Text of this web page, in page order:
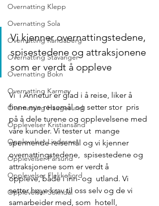
Overnatting Klepp
Overnatting Sola
Overnatting Randaberg
Overnatting Stavanger
Overnatting Bokn
Overnatting Karmøy
Overnatting Haugesund
Opplevelser Kristiansand
Opplevelser Lindesnes
Opplevelser Farsund
Opplevelser Flekkefjord
Opplevelser Sokndal
Vi kjenner overnattingstedene,
spisestedene og attraksjonene
som er verdt å oppleve
Vi  i Annetur er glad i å reise, liker å
finne nye reisemål og setter stor  pris
på å dele turene og opplevelsene med
våre kunder. Vi tester ut  mange
spennende reisemål og vi kjenner
overnattingstedene,  spisestedene og
attraksjonene som er verdt å
oppleve, både i inn- og  utland. Vi
setter høye krav til oss selv og de vi
samarbeider med, som  hotell,